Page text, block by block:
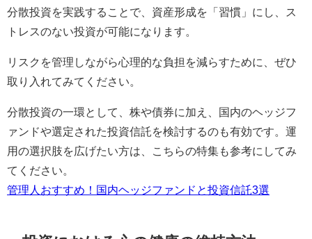
分散投資を実践することで、資産形成を「習慣」にし、ス
トレスのない投資が可能になります。
リスクを管理しながら心理的な負担を減らすために、ぜひ
取り入れてみてください。
分散投資の一環として、株や債券に加え、国内のヘッジフ
ァンドや選定された投資信託を検討するのも有効です。運
用の選択肢を広げたい方は、こちらの特集も参考にしてみ
てください。
管理人おすすめ！国内ヘッジファンドと投資信託3選